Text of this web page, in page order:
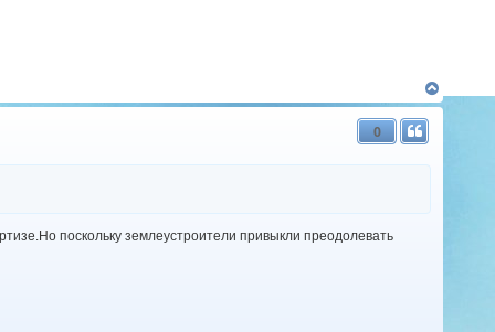
о
0
поскольку землеустроители привыкли преодолевать